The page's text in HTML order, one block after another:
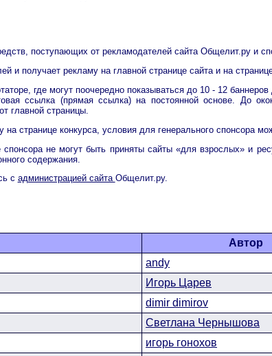
поступающих от рекламодателей сайта Общелит.ру и
и получает рекламу на главной странице сайта и на
где могут поочередно показываться до 10 - 12 баннеров
ссылка (прямая ссылка) на постоянной основе. До
главной страницы.
странице конкурса, условия для генерального спонсора
не могут быть приняты сайты «для взрослых» и
содержания.
с администрацией сайта Общелит.ру.
Автор
andy
Игорь Царев
dimir dimirov
Светлана Чернышова
игорь гонохов